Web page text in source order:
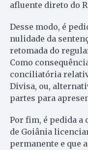
afluente direto do
Desse modo, é
nulidade da
retomada do
Como
conciliatória
Divisa, ou,
partes para
Por fim, é pedida
de Goiânia
permanente e que